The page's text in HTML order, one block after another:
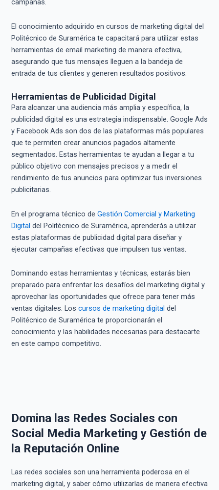
campañas.
El conocimiento adquirido en cursos de marketing digital del
Politécnico de Suramérica te capacitará para utilizar estas
herramientas de email marketing de manera efectiva,
asegurando que tus mensajes lleguen a la bandeja de
entrada de tus clientes y generen resultados positivos.
Herramientas de Publicidad Digital
Para alcanzar una audiencia más amplia y específica, la
publicidad digital es una estrategia indispensable. Google Ads
y Facebook Ads son dos de las plataformas más populares
que te permiten crear anuncios pagados altamente
segmentados. Estas herramientas te ayudan a llegar a tu
público objetivo con mensajes precisos y a medir el
rendimiento de tus anuncios para optimizar tus inversiones
publicitarias.
En el programa técnico de Gestión Comercial y Marketing
Digital del Politécnico de Suramérica, aprenderás a utilizar
estas plataformas de publicidad digital para diseñar y
ejecutar campañas efectivas que impulsen tus ventas.
Dominando estas herramientas y técnicas, estarás bien
preparado para enfrentar los desafíos del marketing digital y
aprovechar las oportunidades que ofrece para tener más
ventas digitales. Los cursos de marketing digital del
Politécnico de Suramérica te proporcionarán el
conocimiento y las habilidades necesarias para destacarte
en este campo competitivo.
Domina las Redes Sociales con
Social Media Marketing y Gestión de
la Reputación Online
Las redes sociales son una herramienta poderosa en el
marketing digital, y saber cómo utilizarlas de manera efectiva